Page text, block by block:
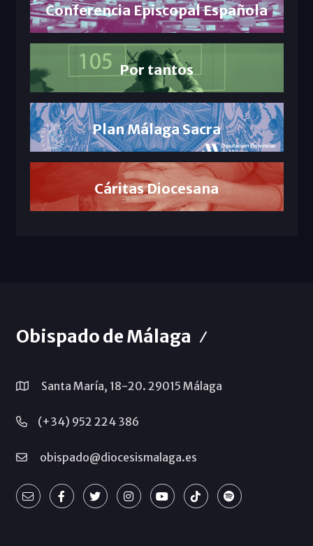
Conferencia Episcopal Española
Por tantos
Plan Málaga Sacra
Cáritas Diocesana
Obispado de Málaga
Santa María, 18-20. 29015 Málaga
(+34) 952 224 386
obispado@diocesismalaga.es